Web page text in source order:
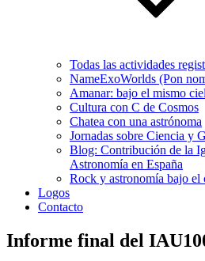
Todas las actividades
NameExoWorlds (Pon
Amanar: bajo el mismo
Cultura con C de Cosmos
Chatea con una astrónoma
Jornadas sobre Ciencia y
Blog: Contribución de la
Astronomía en España
Rock y astronomía bajo el
Logos
Contacto
Informe final del